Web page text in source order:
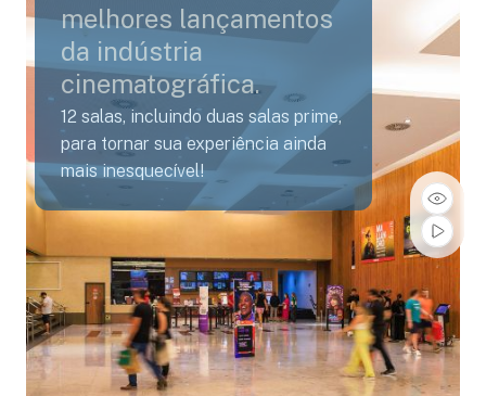
melhores lançamentos
da indústria
cinematográfica.
12 salas, incluindo duas salas prime,
para tornar sua experiência ainda
mais inesquecível!